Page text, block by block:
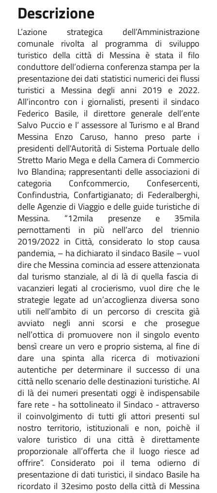
Descrizione
L’azione strategica dell’Amministrazione
comunale rivolta al programma di sviluppo
turistico della città di Messina è stata il filo
conduttore dell’odierna conferenza stampa per la
presentazione dei dati statistici numerici dei flussi
turistici a Messina degli anni 2019 e 2022.
All’incontro con i giornalisti, presenti il sindaco
Federico Basile, il direttore generale dell’ente
Salvo Puccio e l’ assessore al Turismo e al Brand
Messina Enzo Caruso, hanno preso parte i
presidenti dell'Autorità di Sistema Portuale dello
Stretto Mario Mega e della Camera di Commercio
Ivo Blandina; rappresentanti delle associazioni di
categoria Confcommercio, Confesercenti,
Confindustria, Confartigianato; di Federalberghi,
delle Agenzie di Viaggio e delle guide turistiche di
Messina. “12mila presenze e 35mila
pernottamenti in più nell’arco del triennio
2019/2022 in Città, considerato lo stop causa
pandemia, – ha dichiarato il sindaco Basile – vuol
dire cheMessina comincia ad essere attenzionata
dal turismo stanziale, al di là di quella fascia di
vacanzieri legati al crocierismo, vuol dire che le
strategie legate ad un’accoglienza diversa sono
utili nell’ambito di un percorso di crescita già
avviato negli anni scorsi e che prosegue
nell’ottica di promuovere non il singolo evento
bensì creare un vero e proprio sistema, al fine di
dare una spinta alla ricerca di motivazioni
autentiche per determinare il successo di una
città nello scenario delle destinazioni turistiche. Al
di là dei numeri presentati oggi è indispensabile
fare rete - ha sottolineato il Sindaco - attraverso
il coinvolgimento di tutti gli attori presenti sul
nostro territorio, istituzionali e non, poichè il
valore turistico di una città è direttamente
proporzionale all’offerta che il luogo riesce ad
offrire”. Considerato poi il tema odierno di
presentazione di dati turistici, il sindaco Basile ha
ricordato il 32esimo posto della città di Messina